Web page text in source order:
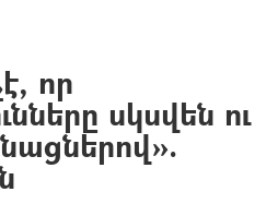
որ
սկսվեն ու